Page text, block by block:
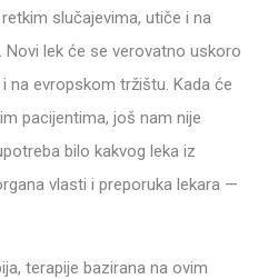
slučajevima, utiče i na
Novi lek će se verovatno uskoro
na evropskom tržištu. Kada će
pacijentima, još nam nije
bilo kakvog leka iz
vlasti i preporuka lekara —
terapije bazirana na ovim